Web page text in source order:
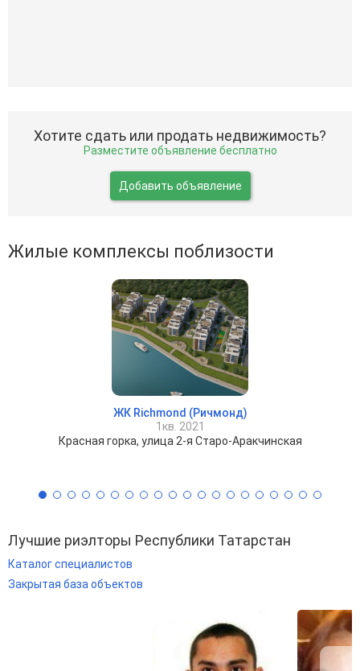
Хотите сдать или продать недвижимость?
Разместите объявление бесплатно
Добавить объявление
Жилые комплексы поблизости
ЖК Richmond (Ричмонд)
1кв. 2021
Красная горка, улица 2-я Старо-Аракчинская
Лучшие риэлторы Республики Татарстан
Каталог специалистов
Закрытая база объектов